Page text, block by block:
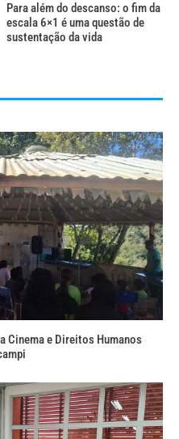
Para além do descanso: o fim da
escala 6×1 é uma questão de
sustentação da vida
Cinema e Direitos Humanos